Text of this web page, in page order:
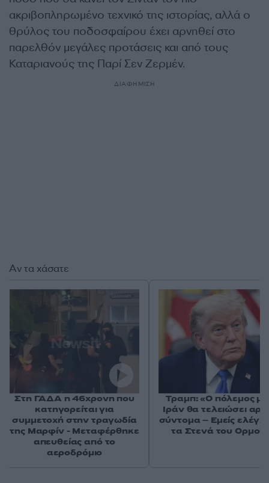
ακριβοπληρωμένο τεχνικό της ιστορίας, αλλά ο
θρύλος του ποδοσφαίρου έχει αρνηθεί στο
παρελθόν μεγάλες προτάσεις και από τους
Καταριανούς της Παρί Σεν Ζερμέν.
ΔΙΑΦΗΜΙΣΗ
Αν τα χάσατε
Στη ΓΑΔΑ η 46χρονη που
κατηγορείται για
συμμετοχή στην τραγωδία
της Μαρφίν - Μεταφέρθηκε
απευθείας από το
αεροδρόμιο
Τραμπ: «Ο πόλεμος με
Ιράν θα τελειώσει
σύντομα – Εμείς
τα Στενά του